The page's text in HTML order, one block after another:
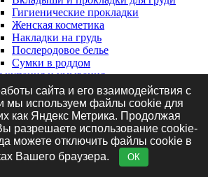
Гигиенические прокладки
Женская косметика
Накладки на грудь
Послеродовое белье
Сумки в роддом
купания и умывания
Аксессуары для купания
Гели для купания
Для подмывания
Для умывания
Зубная паста
Зубные щетки
Ирригаторы
сайта и его взаимодействия с
мы используем файлы cookie для
как Яндекс Метрика. Продолжая
разрешаете использование cookie-
можете отключить файлы cookie в
Вашего браузера.
ОК